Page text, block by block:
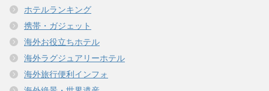
ホテルランキング
携帯・ガジェット
海外お役立ちホテル
海外ラグジュアリーホテル
海外旅行便利インフォ